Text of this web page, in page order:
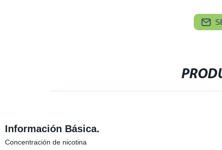
Información Básica.
Concentración de nicotina